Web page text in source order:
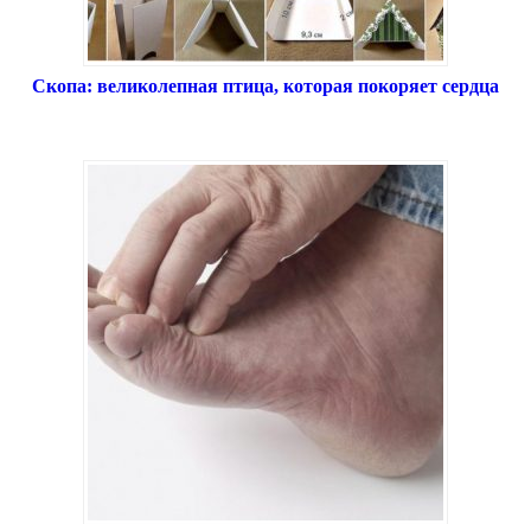
Скопа: великолепная птица, которая покоряет сердца